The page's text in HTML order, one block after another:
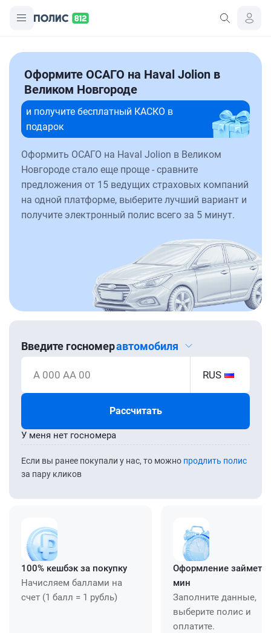
Оформите ОСАГО на Haval Jolion в
Великом Новгороде
и получите бесплатный КАСКО в
подарок
Оформить ОСАГО на Haval Jolion в Великом
Новгороде стало еще проще - сравните
предложения от 15 ведущих страховых компаний
на одной платформе, выберите лучший вариант и
получите электронный полис всего за 5 минут.
Введите госномеравтомобиля
А 000 АА 00 RUS
Рассчитать
Если вы ранее покупали у нас, то можно продлить полис
за пару кликов
У меня нет госномера
100% кешбэк за покупку
Начисляем баллами на
счет (1 балл = 1 рубль)
Оформление займет
мин
Заполните данные,
выберите полис и
оплатите.